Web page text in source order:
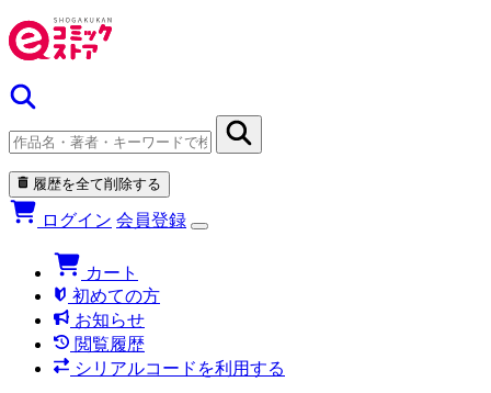
履歴を全て削除する
ログイン 会員登録
カート
初めての方
お知らせ
閲覧履歴
シリアルコードを利用する